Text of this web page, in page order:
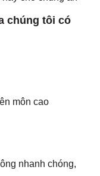
chúng tôi có
môn cao
nhanh chóng,